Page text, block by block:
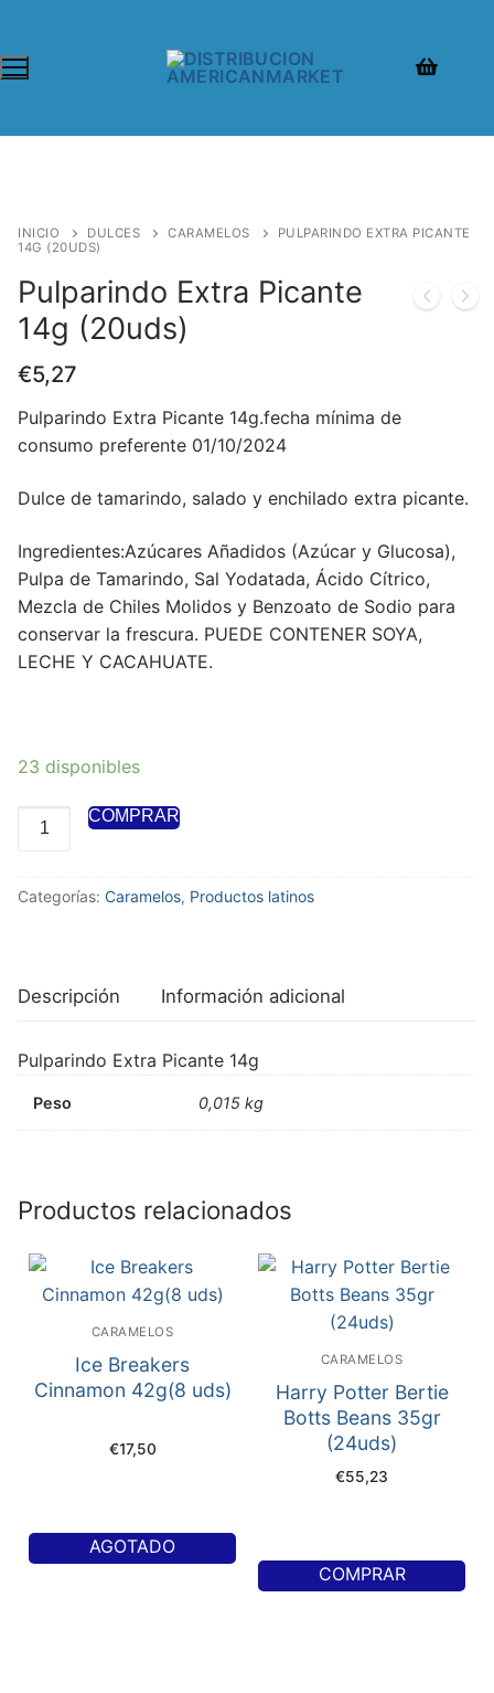
INICIO DULCES CARAMELOS
PULPARINDO EXTRA PICANTE
14G (20UDS)
Pulparindo Extra Picante
14g (20uds)
€5,27
Pulparindo Extra Picante 14g.fecha mínima de
consumo preferente 01/10/2024
Dulce de tamarindo, salado y enchilado extra picante.
Ingredientes:Azúcares Añadidos (Azúcar y Glucosa),
Pulpa de Tamarindo, Sal Yodatada, Ácido Cítrico,
Mezcla de Chiles Molidos y Benzoato de Sodio para
conservar la frescura. PUEDE CONTENER SOYA,
LECHE Y CACAHUATE.
23 disponibles
COMPRAR
Categorías: Caramelos, Productos latinos
Descripción Información adicional
Pulparindo Extra Picante 14g
Peso 0,015 kg
Productos relacionados
CARAMELOS
Ice Breakers
Cinnamon 42g(8 uds)
€17,50
AGOTADO
CARAMELOS
Harry Potter Bertie
Botts Beans 35gr
(24uds)
€55,23
COMPRAR